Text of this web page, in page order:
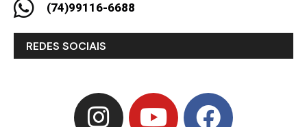
(74)99116-6688
REDES SOCIAIS